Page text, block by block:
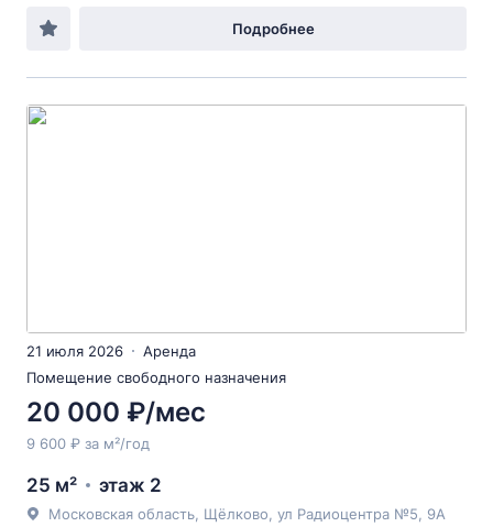
Подробнее
21 июля 2026
Аренда
Помещение свободного назначения
20 000 ₽/мес
9 600 ₽ за м²/год
25 м² этаж 2
Московская область, Щёлково, ул Радиоцентра №5, 9А